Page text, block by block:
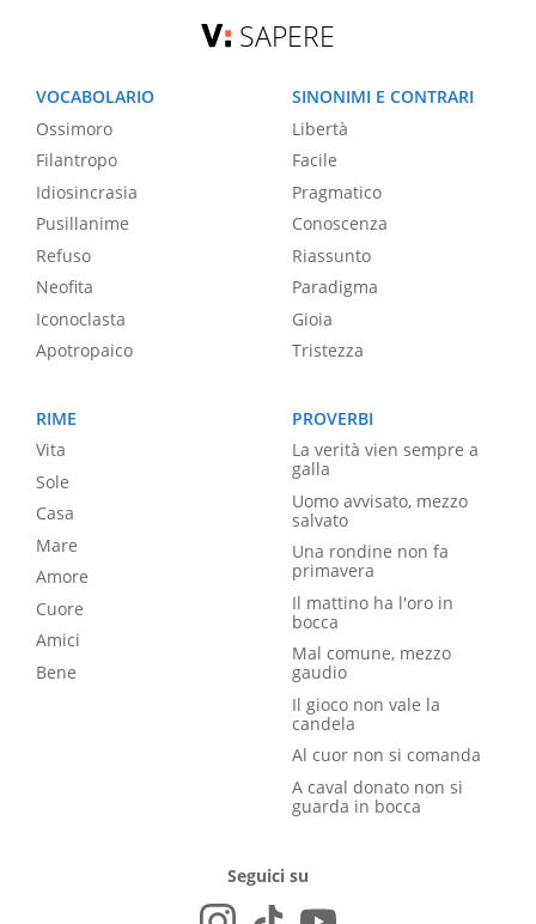
SAPERE
VOCABOLARIO
Ossimoro
Filantropo
Idiosincrasia
Pusillanime
Refuso
Neofita
Iconoclasta
Apotropaico
SINONIMI E CONTRARI
Libertà
Facile
Pragmatico
Conoscenza
Riassunto
Paradigma
Gioia
Tristezza
RIME
Vita
Sole
Casa
Mare
Amore
Cuore
Amici
Bene
PROVERBI
La verità vien sempre a
galla
Uomo avvisato, mezzo
salvato
Una rondine non fa
primavera
Il mattino ha l'oro in
bocca
Mal comune, mezzo
gaudio
Il gioco non vale la
candela
Al cuor non si comanda
A caval donato non si
guarda in bocca
Seguici su